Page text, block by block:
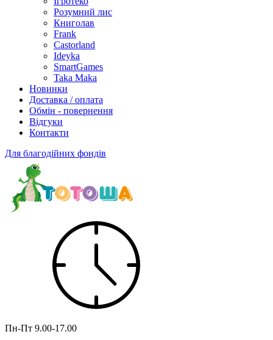
Розумний лис
Книголав
Frank
Castorland
Ideyka
SmartGames
Taka Maka
Новинки
Доставка / оплата
Обмін - повернення
Відгуки
Контакти
Для благодійних фондів
Пн-Пт 9.00-17.00